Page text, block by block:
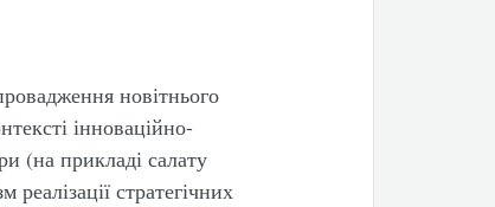
новітнього
інноваційно-
(на прикладі салату
стратегічних